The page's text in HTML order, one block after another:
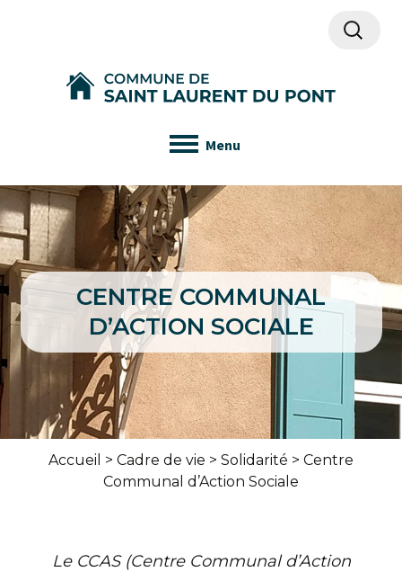
Menu
CENTRE COMMUNAL
D’ACTION SOCIALE
Accueil > Cadre de vie > Solidarité > Centre
Communal d’Action Sociale
Le CCAS (Centre Communal d’Action